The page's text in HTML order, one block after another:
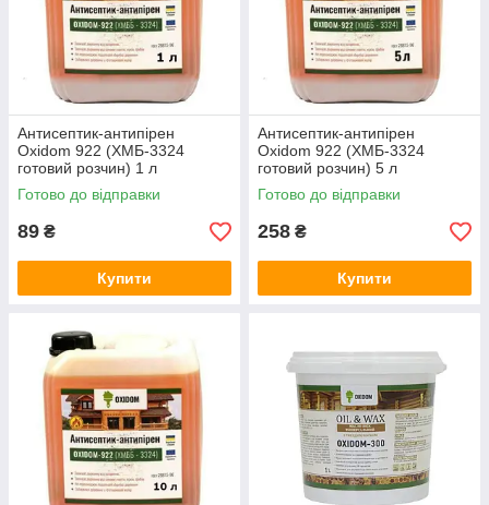
Антисептик-антипірен
Oxidom 922 (XМБ-3324
готовий розчин) 1 л
Готово до відправки
89 ₴
Купити
Антисептик-антипірен
Oxidom 922 (XМБ-3324
готовий розчин) 5 л
Готово до відправки
258 ₴
Купити